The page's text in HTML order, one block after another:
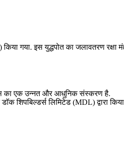
गया. इस युद्धपोत का जलावतरण
का एक उन्नत और आधुनिक संस्करण है.
शिपबिल्डर्स लिमिटेड (MDL) द्वारा